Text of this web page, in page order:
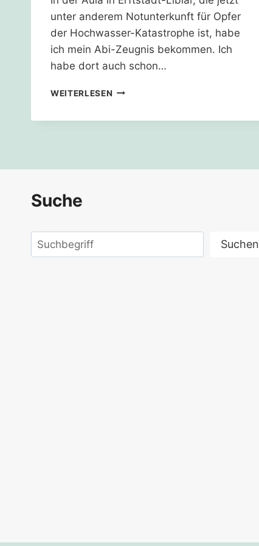
unter anderem Notunterkunft für Opfer
der Hochwasser-Katastrophe ist, habe
ich mein Abi-Zeugnis bekommen. Ich
habe dort auch schon…
WEITERLESEN SO,
Suche
Suchen Suchen